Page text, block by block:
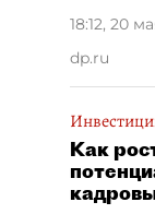
18:12, 20
dp.ru
Как